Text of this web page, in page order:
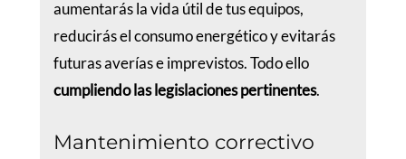
aumentarás la vida útil de tus equipos,
reducirás el consumo energético y evitarás
futuras averías e imprevistos. Todo ello
cumpliendo las legislaciones pertinentes.
Mantenimiento correctivo